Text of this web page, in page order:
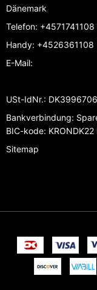
Dänemark
Telefon: +4571741108
Handy: +4526361108
E-Mail:
USt-IdNr.:
Bankverbindung:
BIC-kode:
Sitemap